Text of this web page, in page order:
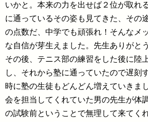
いかと。本来の力を出せば２位が取れ
に通っているその姿も見てきた、その
の点数だ、中学でも頑張れ！そんなメ
な自信が芽生えました。先生ありがとう
その後、テニス部の練習をした後に陸
し、それから塾に通っていたので遅刻
時に塾の生徒もどんどん増えていきま
会を担当してくれていた男の先生が体
の試験前ということで無理して来てく